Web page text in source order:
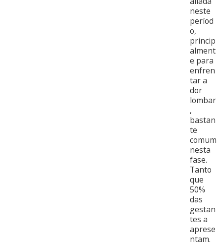
neste
períod
o,
princip
alment
e para
enfren
tar a
dor
lombar
,
bastan
te
comum
nesta
fase.
Tanto
que
50%
das
gestan
tes a
aprese
ntam.